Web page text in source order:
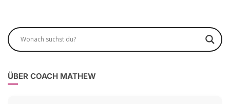
ÜBER COACH MATHEW